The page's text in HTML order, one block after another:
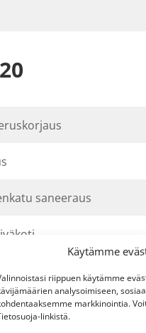
Käytämme
riippuen käytämme
analysoimiseen,
markkinointia.
linkistä.
saneeraus
Kouvola